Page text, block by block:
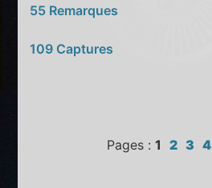
55 Remarques
109 Captures
Pages : 1 2 3 4